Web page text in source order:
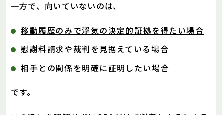
一方で、向いていないのは、
移動履歴のみで浮気の決定的証拠を得たい場合
慰謝料請求や裁判を見据えている場合
相手との関係を明確に証明したい場合
です。